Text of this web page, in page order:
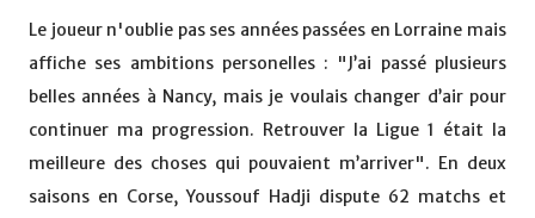
Le joueur n'oublie pas ses années passées en Lorraine mais
affiche ses ambitions personelles : "J’ai passé plusieurs
belles années à Nancy, mais je voulais changer d’air pour
continuer ma progression. Retrouver la Ligue 1 était la
meilleure des choses qui pouvaient m’arriver". En deux
saisons en Corse, Youssouf Hadji dispute 62 matchs et